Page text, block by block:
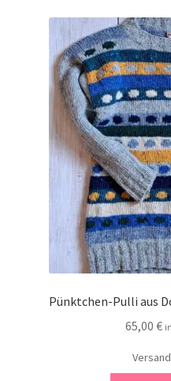
Kontakt
Pünktchen-Pulli aus
65,00 €